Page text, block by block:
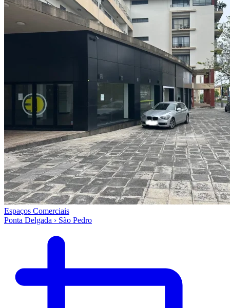
Espaços Comerciais
Ponta Delgada › São Pedro